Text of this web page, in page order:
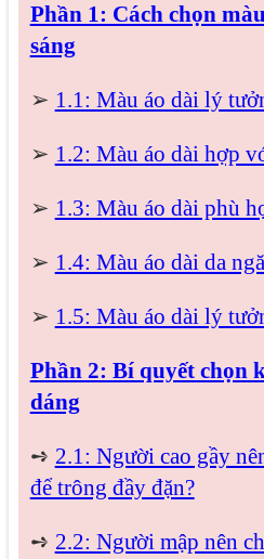
Phần 1: Cách chọn
sáng
➢ 1.1: Màu áo dài lý
➢ 1.2: Màu áo dài hợp
➢ 1.3: Màu áo dài phù
➢ 1.4: Màu áo dài da
➢ 1.5: Màu áo dài lý
Phần 2: Bí quyết chọn
dáng
➺ 2.1: Người cao gầy
để trông đầy đặn?
➺ 2.2: Người mập nên